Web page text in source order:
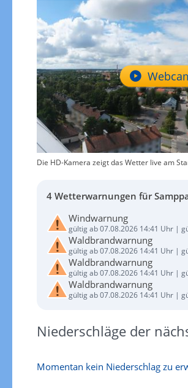
Die HD-Kamera zeigt das Wetter live am
4 Wetterwarnungen für
Windwarnung
gültig ab 07.08.2026 14:41 Uhr |
Waldbrandwarnung
gültig ab 07.08.2026 14:41 Uhr |
Waldbrandwarnung
gültig ab 07.08.2026 14:41 Uhr |
Waldbrandwarnung
gültig ab 07.08.2026 14:41 Uhr |
Niederschläge der
Momentan kein Niederschlag zu